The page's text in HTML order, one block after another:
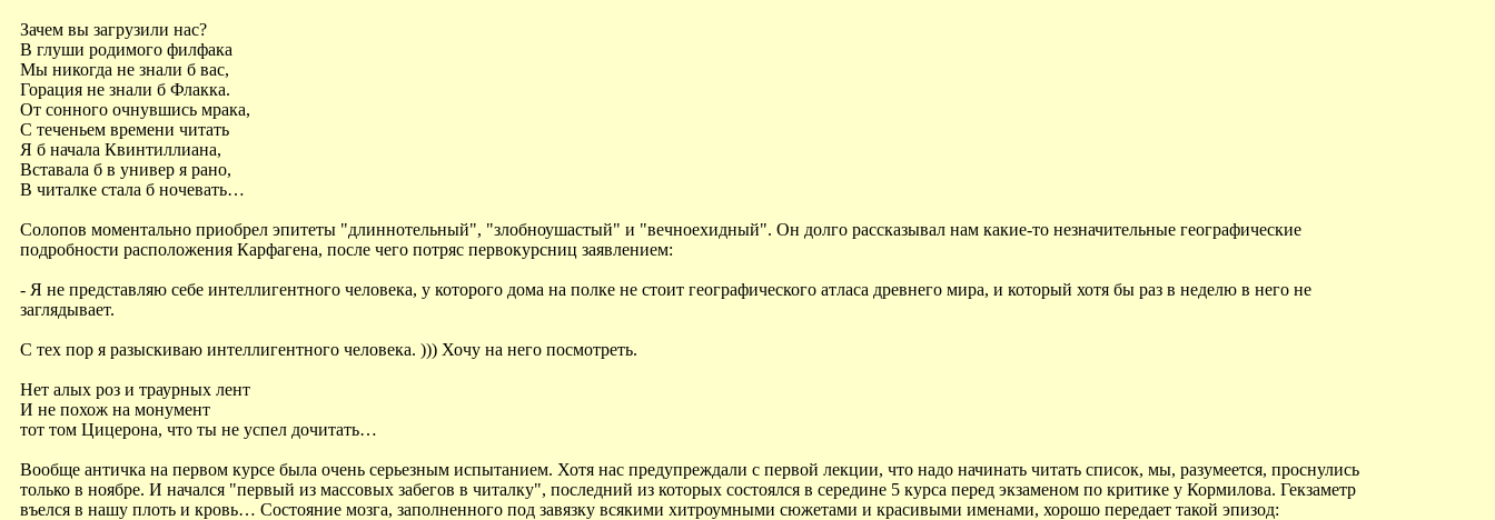
Зачем вы загрузили нас?
В глуши родимого филфака
Мы никогда не знали б вас,
Горация не знали б Флакка.
От сонного очнувшись мрака,
С теченьем времени читать
Я б начала Квинтиллиана,
Вставала б в универ я рано,
В читалке стала б ночевать…
Солопов моментально приобрел эпитеты "длиннотельный", "злобноушастый" и "вечноехидный". Он долго рассказывал нам какие-то незначительные географические
подробности расположения Карфагена, после чего потряс первокурсниц заявлением:
- Я не представляю себе интеллигентного человека, у которого дома на полке не стоит географического атласа древнего мира, и который хотя бы раз в неделю в него не
заглядывает.
С тех пор я разыскиваю интеллигентного человека. ))) Хочу на него посмотреть.
Нет алых роз и траурных лент
И не похож на монумент
тот том Цицерона, что ты не успел дочитать…
Вообще античка на первом курсе была очень серьезным испытанием. Хотя нас предупреждали с первой лекции, что надо начинать читать список, мы, разумеется, проснулись
только в ноябре. И начался "первый из массовых забегов в читалку", последний из которых состоялся в середине 5 курса перед экзаменом по критике у Кормилова. Гекзаметр
въелся в нашу плоть и кровь… Состояние мозга, заполненного под завязку всякими хитроумными сюжетами и красивыми именами, хорошо передает такой эпизод: